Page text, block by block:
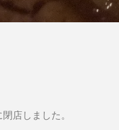
店しました。